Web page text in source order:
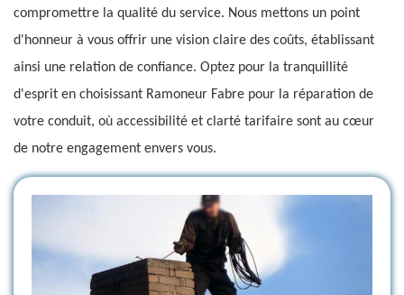
compromettre la qualité du service. Nous mettons un point
d'honneur à vous offrir une vision claire des coûts, établissant
ainsi une relation de confiance. Optez pour la tranquillité
d'esprit en choisissant Ramoneur Fabre pour la réparation de
votre conduit, où accessibilité et clarté tarifaire sont au cœur
de notre engagement envers vous.